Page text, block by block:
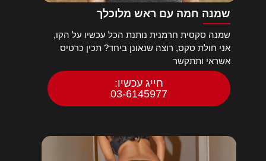
שמנה חמה עם ראש מלוכלך
שמנה סקסית חרמנית נותנת הכל עכשיו על הקו,
אני חולת סקס, רוצה שנאונן ביחד? תכין כרטיס
אשראי ותתקשר
חייג עכשיו:
03-6145977